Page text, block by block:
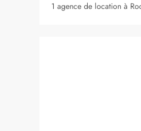
1 agence de location à